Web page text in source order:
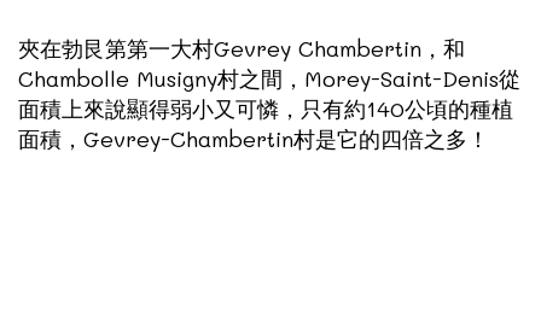
夾在勃艮第第一大村Gevrey Chambertin，和
Chambolle Musigny村之間，Morey-Saint-Denis從
面積上來說顯得弱小又可憐，只有約140公頃的種植
面積，Gevrey-Chambertin村是它的四倍之多！